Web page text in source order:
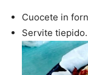
Cuocete in
Servite tiepido.